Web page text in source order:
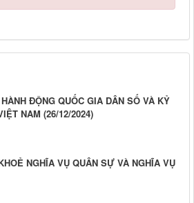
ĐỘNG QUỐC GIA DÂN SỐ VÀ KỶ
NAM (26/12/2024)
NGHĨA VỤ QUÂN SỰ VÀ NGHĨA VỤ